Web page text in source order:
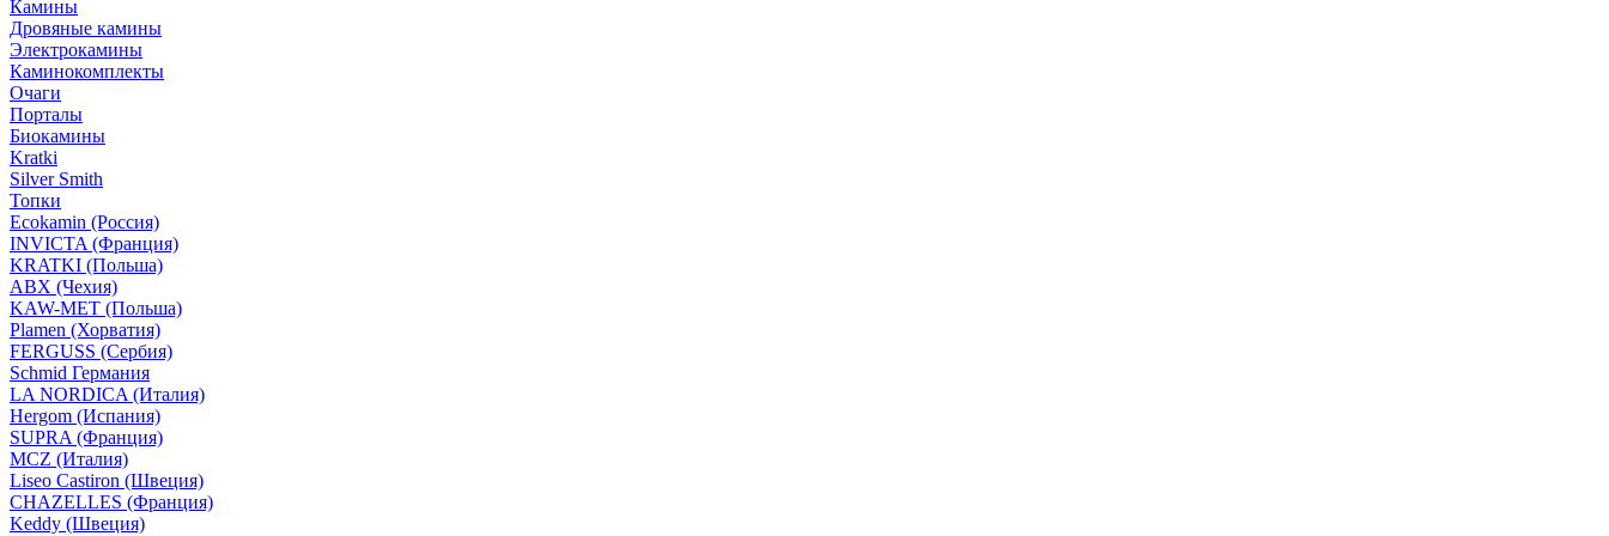
Камины
Дровяные камины
Электрокамины
Каминокомплекты
Очаги
Порталы
Биокамины
Kratki
Silver Smith
Топки
Ecokamin (Россия)
INVICTA (Франция)
KRATKI (Польша)
ABX (Чехия)
KAW-MET (Польша)
Plamen (Хорватия)
FERGUSS (Сербия)
Schmid Германия
LA NORDICA (Италия)
Hergom (Испания)
SUPRA (Франция)
MCZ (Италия)
Liseo Castiron (Швеция)
CHAZELLES (Франция)
Keddy (Швеция)